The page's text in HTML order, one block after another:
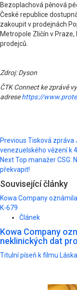
Bezoplachová pěnová
České republice
zakoupit v prodejnách
Metropole Zličín v
prodejců.
Zdroj: Dyson
ČTK Connect ke zprávě
adresehttps://
Post
navigation
Previous Tisková zpráva
venezuelského vězení k
NextTop manažer CSG:
překvapit!
Související články
Kowa Company
K-679
Článek
Kowa Company
neklinických dat
Titulní píseň k filmu